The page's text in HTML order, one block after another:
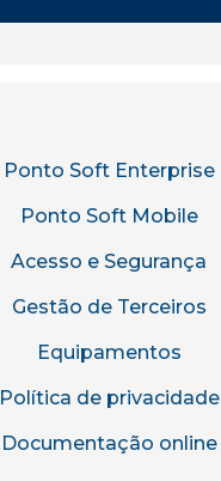
Ponto Soft Enterprise
Ponto Soft Mobile
Acesso e Segurança
Gestão de Terceiros
Equipamentos
Política de privacidade
Documentação online